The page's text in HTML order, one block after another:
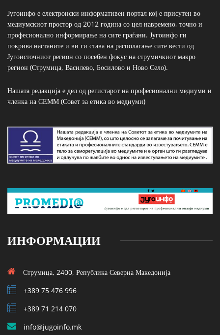
Југоинфо е електронски информативен портал кој е присутен во
медиумскиот простор од 2012 година со цел навремено, точно и
професионално информирање на сите граѓани. Југоинфо ги
покрива настаните и ви ги става на располагање сите вести од
Југоисточниот регион со посебен фокус на струмичкиот макро
регион (Струмица, Василево, Босилово и Ново Село).
Нашата редакција е дел од регистарот на професионални медиуми и
членка на СЕММ (Совет за етика во медиуми)
ИНФОРМАЦИИ
Струмица, 2400, Република Северна Македонија
+389 75 476 996
+389 71 214 070
info@jugoinfo.mk